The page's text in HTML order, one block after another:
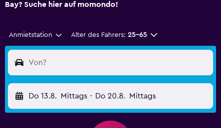
Bay? Suche hier auf momondo!
Anmietstation Alter des Fahrers: 25-65
Von?
Do 13.8. Mittags - Do 20.8. Mittags